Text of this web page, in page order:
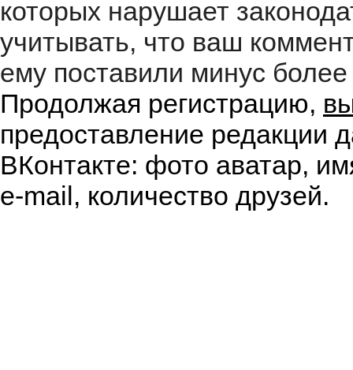
которых нарушает
учитывать, что ваш
ему поставили минус
Продолжая регистрацию,
предоставление редакции
ВКонтакте: фото аватар,
e-mail, количество друзей.